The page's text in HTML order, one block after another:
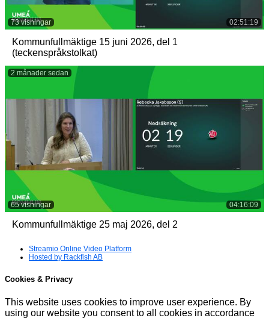
02:51:19
73 visningar
Kommunfullmäktige 15 juni 2026, del 1
(teckenspråkstolkat)
04:16:09
65 visningar
2 månader sedan
Kommunfullmäktige 25 maj 2026, del 2
Streamio Online Video Platform
Hosted by Rackfish AB
Cookies & Privacy
This website uses cookies to improve user experience. By
using our website you consent to all cookies in accordance